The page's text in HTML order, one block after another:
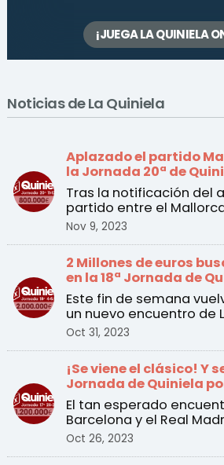
¡JUEGA LA QUINIELA
Noticias de La Quiniela
Aplazado el partido
la Jornada 20ª de
todos los cambios
Tras la notificación del
partido entre el
incluido en la 20 ...
Nov 9, 2023
2 Millones de euros
en la 18ª Jornada de
Este fin de semana
un nuevo encuentro de
Hypermotion a pa ...
Oct 31, 2023
¡Se viene el clásico! Y
Jornada de Quiniela
millones de euros
El tan esperado
Barcelona y el Real
Oct 26, 2023